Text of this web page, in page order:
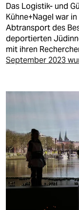
nord
wahrheit
verlag
fragen & hilfe
unterstützen
abo
Das Logistik- und
Kühne+Nagel war
Abtransport des
deportierten
mit ihren
September 2023